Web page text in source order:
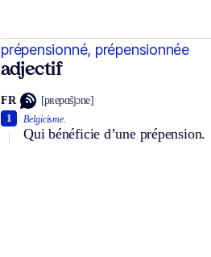
prépensionné, prépensionnée
adjectif
FR [pʀepɑ̃sjɔne]
Belgicisme.
Qui bénéficie d’une prépension.
1